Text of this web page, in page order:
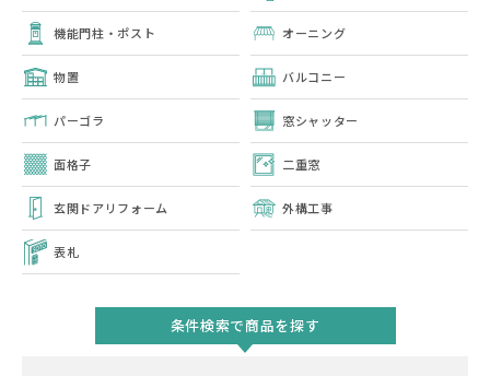
機能門柱・ポスト オーニング
物置 バルコニー
パーゴラ 窓シャッター
面格子 二重窓
玄関ドアリフォーム 外構工事
表札
条件検索で商品を探す